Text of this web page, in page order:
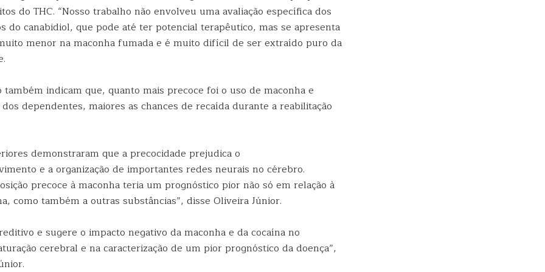
do THC. “Nosso trabalho não envolveu uma avaliação específica dos
do canabidiol, que pode até ter potencial terapêutico, mas se apresenta
menor na maconha fumada e é muito difícil de ser extraído puro da
também indicam que, quanto mais precoce foi o uso de maconha e
dependentes, maiores as chances de recaída durante a reabilitação
demonstraram que a precocidade prejudica o
e a organização de importantes redes neurais no cérebro.
precoce à maconha teria um prognóstico pior não só em relação à
como também a outras substâncias”, disse Oliveira Júnior.
e sugere o impacto negativo da maconha e da cocaína no
cerebral e na caracterização de um pior prognóstico da doença”,